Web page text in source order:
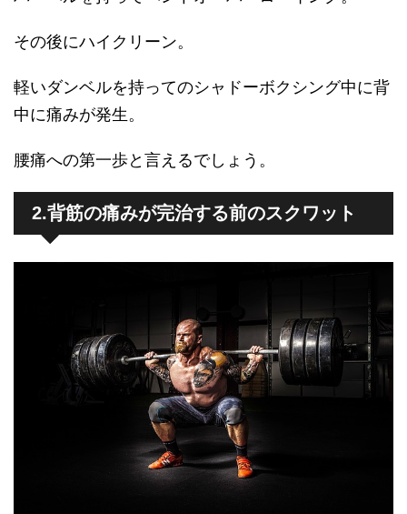
その後にハイクリーン。
軽いダンベルを持ってのシャドーボクシング中に背
中に痛みが発生。
腰痛への第一歩と言えるでしょう。
2.背筋の痛みが完治する前のスクワット